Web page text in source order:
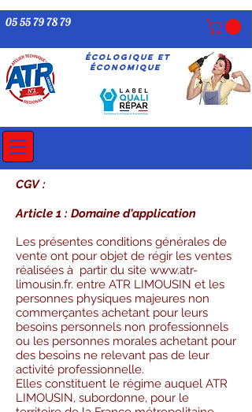
05 55 79 78 79
écologique ET
économique
CGV :
Article 1 : Domaine d'application
Les présentes conditions générales de
vente ont pour objet de régir les ventes
réalisées à partir du site www.atr-
limousin.fr. entre ATR LIMOUSIN et les
personnes physiques majeures non
commerçantes achetant pour leurs
besoins personnels non professionnels
ou les personnes morales achetant pour
des besoins ne relevant pas de leur
activité professionnelle.
Elles constituent le régime auquel ATR
LIMOUSIN, subordonne, pour le